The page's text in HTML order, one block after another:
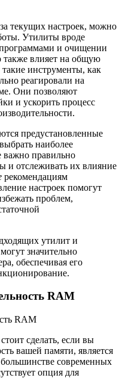
текущих настроек, можно
Утилиты вроде
и очищении
влияет на общую
инструменты, как
реагировали на
Они позволяют
и ускорить процесс
предустановленные
наиболее
правильно
и отслеживать их влияние
рекомендациям
настроек помогут
проблем,
утилит и
значительно
обеспечивая его
RAM
сделать, если вы
вашей памяти, является
современных
опция для